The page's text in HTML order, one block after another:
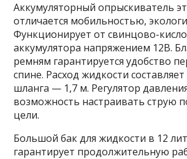
Аккумуляторный опрыскиватель
отличается мобильностью,
Функционирует от свинцово-
аккумулятора напряжением 12В.
ремням гарантируется удобство
спине. Расход жидкости
шланга — 1,7 м. Регулятор
возможность настраивать струю
цели.
Большой бак для жидкости в 12
гарантирует продолжительную